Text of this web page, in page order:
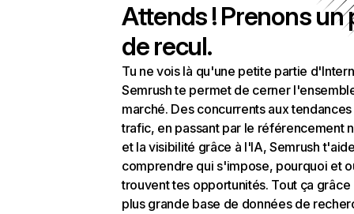
Attends ! Prenons un
de recul.
Tu ne vois là qu'une petite partie
Semrush te permet de cerner
marché. Des concurrents aux
trafic, en passant par le référencement
et la visibilité grâce à l'IA, Semrush
comprendre qui s'impose, pourquoi et
trouvent tes opportunités. Tout ça grâce
plus grande base de données de